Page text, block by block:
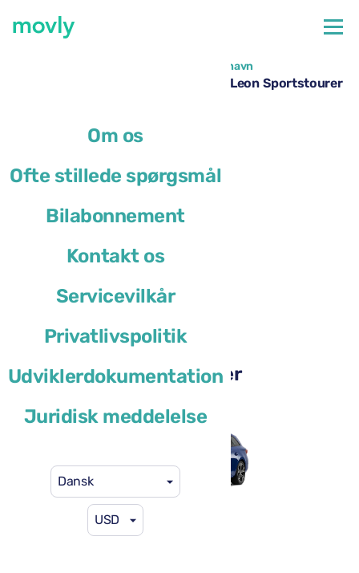
Om os
Ofte stillede spørgsmål
Bilabonnement
Kontakt os
Servicevilkår
Privatlivspolitik
Udviklerdokumentation
Juridisk meddelelse
Dansk
USD
Alle tilgængelige biler i Paris Orly Lufthavn
Billeje i Paris Orly Lufthavn – Cupra Leon Sportstourer
Cupra Leon Sportstourer